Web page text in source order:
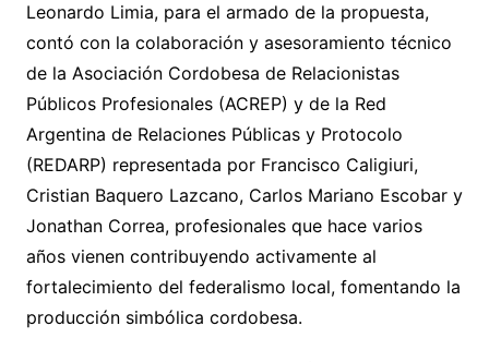
Leonardo Limia, para el armado de la propuesta,
contó con la colaboración y asesoramiento técnico
de la Asociación Cordobesa de Relacionistas
Públicos Profesionales (ACREP) y de la Red
Argentina de Relaciones Públicas y Protocolo
(REDARP) representada por Francisco Caligiuri,
Cristian Baquero Lazcano, Carlos Mariano Escobar y
Jonathan Correa, profesionales que hace varios
años vienen contribuyendo activamente al
fortalecimiento del federalismo local, fomentando la
producción simbólica cordobesa.